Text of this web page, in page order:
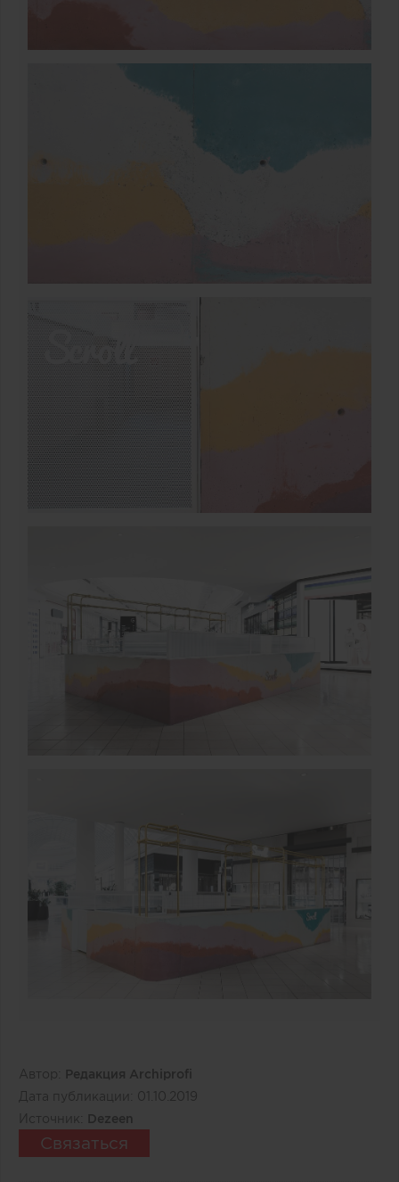
Автор:
Редакция Archiprofi
Дата публикации: 01.10.2019
Источник:
Dezeen
Связаться